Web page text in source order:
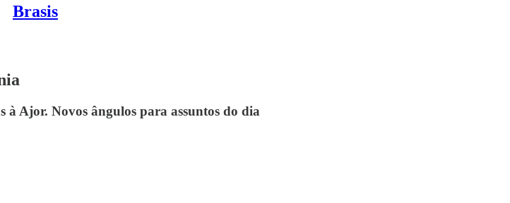
Brasis
Ajor. Novos ângulos para assuntos do dia